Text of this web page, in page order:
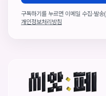
구독하기를 누르면 이메일 수집·발
개인정보처리방침
씨앗페 온라인 홈